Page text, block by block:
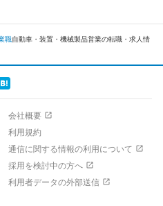
職自動車・装置・機械製品営業の転職・求人情
会社概要
利用規約
通信に関する情報の利用について
採用を検討中の方へ
利用者データの外部送信